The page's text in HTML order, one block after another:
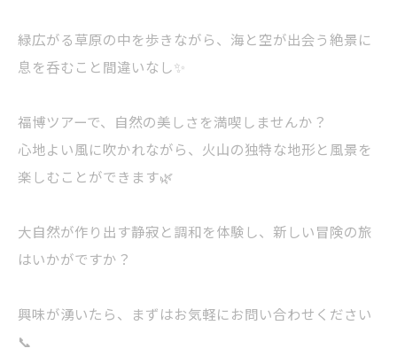
緑広がる草原の中を歩きながら、海と空が出会う絶景に
息を呑むこと間違いなし✨
福博ツアーで、自然の美しさを満喫しませんか？
心地よい風に吹かれながら、火山の独特な地形と風景を
楽しむことができます🌿
大自然が作り出す静寂と調和を体験し、新しい冒険の旅
はいかがですか？
興味が湧いたら、まずはお気軽にお問い合わせください
📞